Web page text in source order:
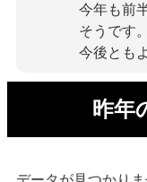
今年も前
そうです。
今後とも
昨年